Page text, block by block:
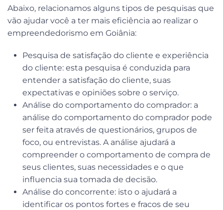
Abaixo, relacionamos alguns tipos de pesquisas que
vão ajudar você a ter mais eficiência ao realizar o
empreendedorismo em Goiânia:
Pesquisa de satisfação do cliente e experiência
do cliente: esta pesquisa é conduzida para
entender a satisfação do cliente, suas
expectativas e opiniões sobre o serviço.
Análise do comportamento do comprador: a
análise do comportamento do comprador pode
ser feita através de questionários, grupos de
foco, ou entrevistas. A análise ajudará a
compreender o comportamento de compra de
seus clientes, suas necessidades e o que
influencia sua tomada de decisão.
Análise do concorrente: isto o ajudará a
identificar os pontos fortes e fracos de seu